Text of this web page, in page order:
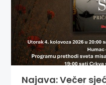
Najava: Večer